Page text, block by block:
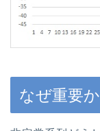
なぜ重要か